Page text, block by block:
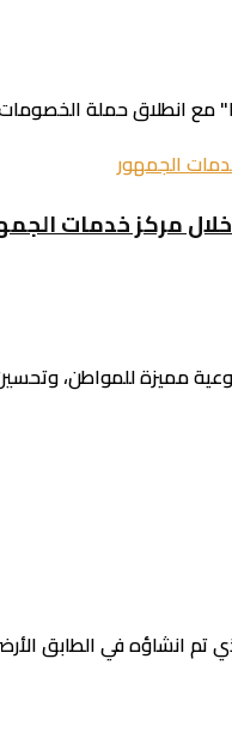
مركز خدمات
مميزة للمواطن،